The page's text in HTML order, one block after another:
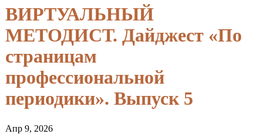
ВИРТУАЛЬНЫЙ
МЕТОДИСТ. Дайджест «По
страницам
профессиональной
периодики». Выпуск 5
Апр 9, 2026